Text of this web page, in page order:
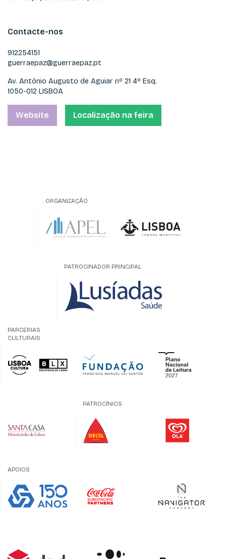
Contacte-nos
912254151
guerraepaz@guerraepaz.pt
Av. António Augusto de Aguiar nº 21 4º Esq.
1050-012 LISBOA
Website Localização na feira
ORGANIZAÇÃO
PATROCINADOR PRINCIPAL
PARCERIAS
CULTURAIS
PATROCÍNIOS
APOIOS